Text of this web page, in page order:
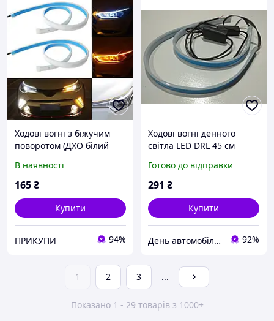
Ходові вогні з біжучим
поворотом (ДХО білий
2шт по 30см в
термоусадке плоскі на
В наявності
165₴
Купити
ПРИКУПИ 94%
Ходові вогні денного
світла LED DRL 45 см
повороту (біжить)
Готово до відправки
291 ₴
Купити
День автомобіліста 92%
1 2 3 ...
Показано 1 - 29 товарів з 1000+